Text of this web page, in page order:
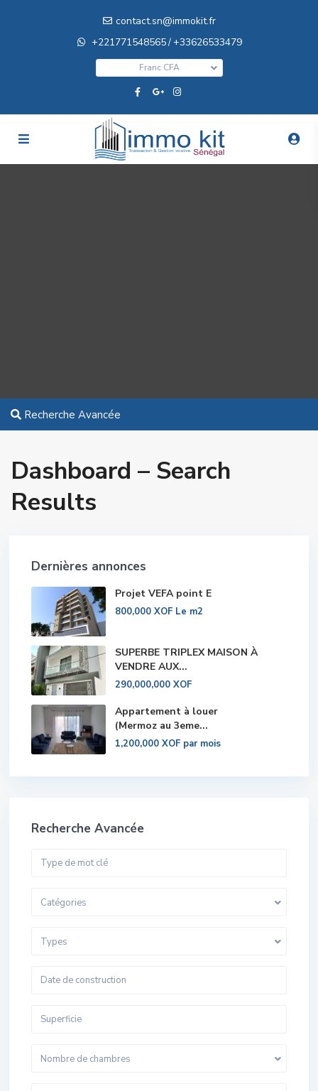
contact.sn@immokit.fr
+221771548565/+33626533479
Franc CFA
Recherche Avancée
Dashboard – Search
Results
Dernières annonces
Projet VEFA point E
800,000 XOF Le m2
SUPERBE TRIPLEX MAISON À
VENDRE AUX...
290,000,000 XOF
Appartement à louer
(Mermoz au 3eme...
1,200,000 XOF par mois
Recherche Avancée
Catégories
Types
Nombre de chambres